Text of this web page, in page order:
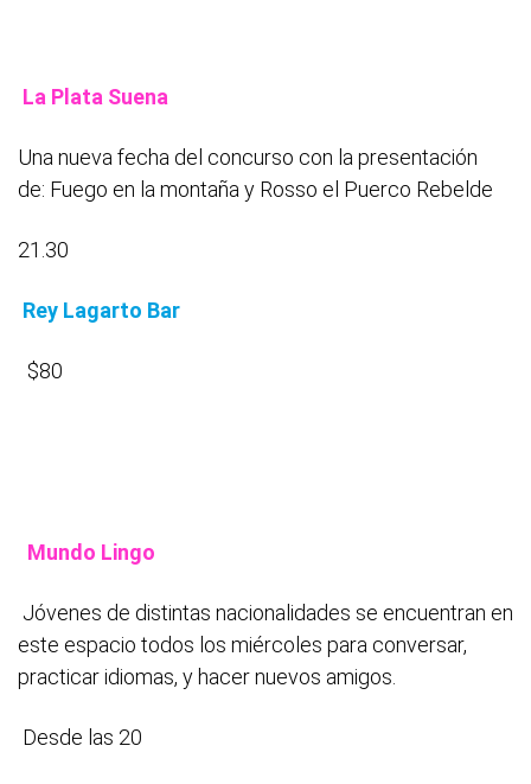
La Plata Suena
Una nueva fecha del concurso con la presentación
de: Fuego en la montaña y Rosso el Puerco Rebelde
21.30
Rey Lagarto Bar
$80
Mundo Lingo
Jóvenes de distintas nacionalidades se encuentran en
este espacio todos los miércoles para conversar,
practicar idiomas, y hacer nuevos amigos.
Desde las 20